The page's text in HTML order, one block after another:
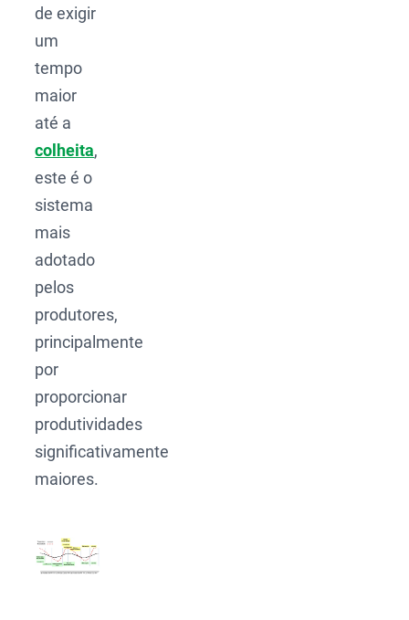
de exigir
um
tempo
maior
até a
colheita,
este é o
sistema
mais
adotado
pelos
produtores,
principalmente
por
proporcionar
produtividades
significativamente
maiores.